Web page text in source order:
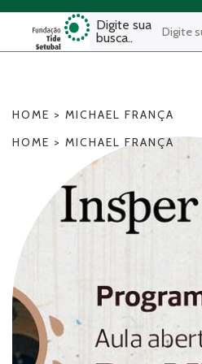
Digite sua
busca..
HOME > MICHAEL FRANÇA
HOME > MICHAEL FRANÇA